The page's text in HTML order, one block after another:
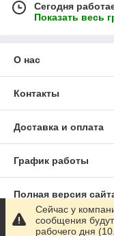
Сегодня
Показать весь
О нас
Контакты
Доставка и оплата
График работы
Полная версия
Сайт создан на
Сейчас у
сообщения
рабочего дня